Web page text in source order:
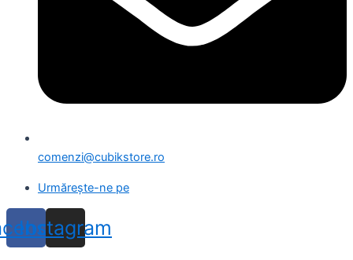
comenzi@cubikstore.ro
Urmărește-ne pe
Instagram